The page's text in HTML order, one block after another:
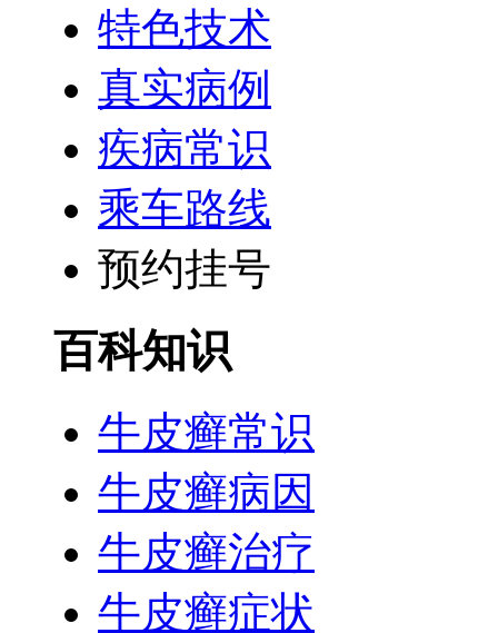
特色技术
真实病例
疾病常识
乘车路线
预约挂号
百科知识
牛皮癣常识
牛皮癣病因
牛皮癣治疗
牛皮癣症状